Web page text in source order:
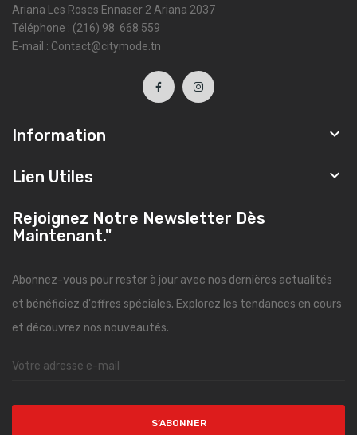
Ariana Les Roses Ennaser 2 Ariana 2037
Téléphone : (216) 98 668 559
E-mail : Contact@citymode.tn
Information 
Lien Utiles 
Rejoignez Notre Newsletter Dès
Maintenant."
Abonnez-vous pour rester à jour avec nos dernières actualités
et bénéficiez d'offres spéciales. Explorez les tendances en cours
et découvrez nos nouveautés.
S’ABONNER